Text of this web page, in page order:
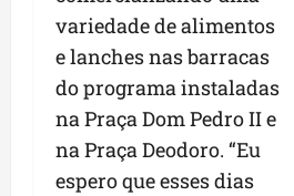
variedade de alimentos
e lanches nas barracas
do programa instaladas
na Praça Dom Pedro II e
na Praça Deodoro. “Eu
espero que esses dias